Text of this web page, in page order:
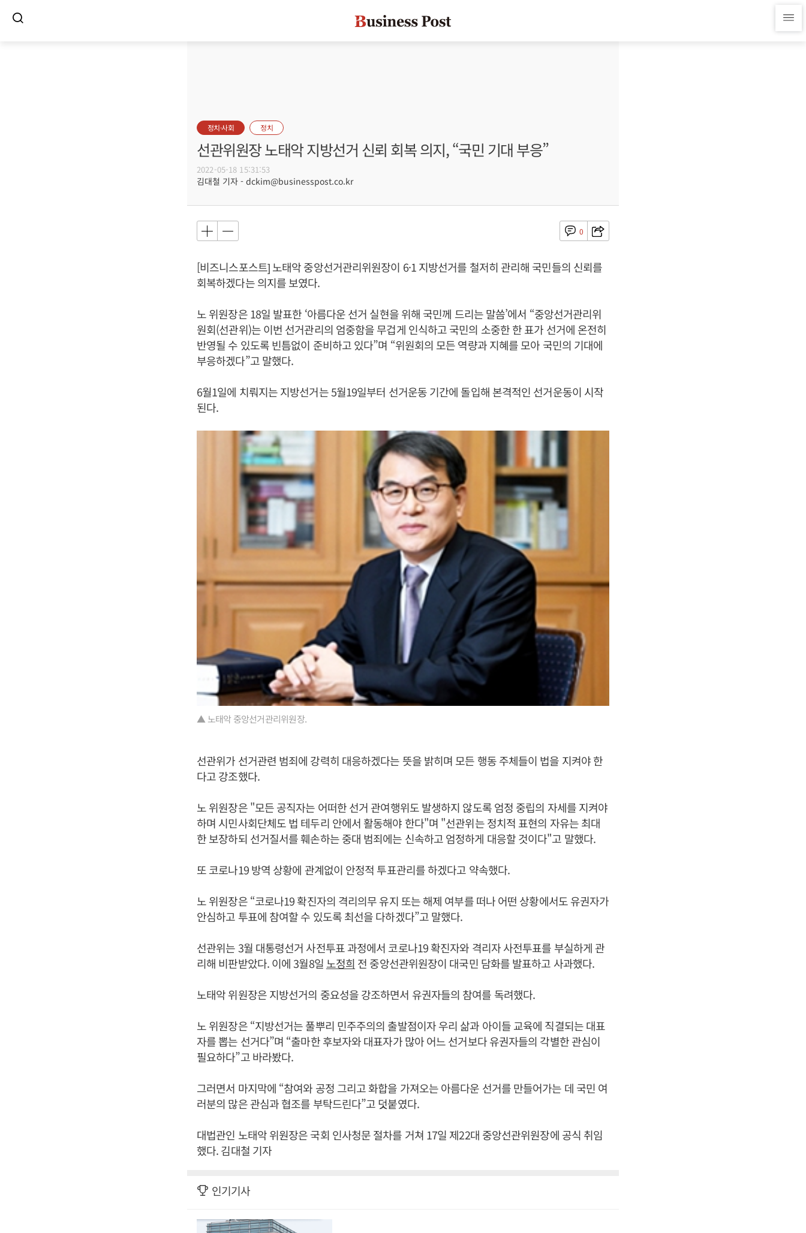
정치·사회 정치
선관위원장 노태악 지방선거 신뢰 회복 의지, “국민 기대 부응”
2022-05-18 15:31:53
김대철 기자 - dckim@businesspost.co.kr
0
[비즈니스포스트] 노태악 중앙선거관리위원장이 6·1 지방선거를 철저히 관리해 국민들의 신뢰를
회복하겠다는 의지를 보였다.
노 위원장은 18일 발표한 ‘아름다운 선거 실현을 위해 국민께 드리는 말씀’에서 “중앙선거관리위
원회(선관위)는 이번 선거관리의 엄중함을 무겁게 인식하고 국민의 소중한 한 표가 선거에 온전히
반영될 수 있도록 빈틈없이 준비하고 있다”며 “위원회의 모든 역량과 지혜를 모아 국민의 기대에
부응하겠다”고 말했다.
6월1일에 치뤄지는 지방선거는 5월19일부터 선거운동 기간에 돌입해 본격적인 선거운동이 시작
된다.
▲ 노태악 중앙선거관리위원장.
선관위가 선거관련 범죄에 강력히 대응하겠다는 뜻을 밝히며 모든 행동 주체들이 법을 지켜야 한
다고 강조했다.
노 위원장은 "모든 공직자는 어떠한 선거 관여행위도 발생하지 않도록 엄정 중립의 자세를 지켜야
하며 시민사회단체도 법 테두리 안에서 활동해야 한다"며 "선관위는 정치적 표현의 자유는 최대
한 보장하되 선거질서를 훼손하는 중대 범죄에는 신속하고 엄정하게 대응할 것이다"고 말했다.
또 코로나19 방역 상황에 관계없이 안정적 투표관리를 하겠다고 약속했다.
노 위원장은 “코로나19 확진자의 격리의무 유지 또는 해제 여부를 떠나 어떤 상황에서도 유권자가
안심하고 투표에 참여할 수 있도록 최선을 다하겠다”고 말했다.
선관위는 3월 대통령선거 사전투표 과정에서 코로나19 확진자와 격리자 사전투표를 부실하게 관
리해 비판받았다. 이에 3월8일 노정희 전 중앙선관위원장이 대국민 담화를 발표하고 사과했다.
노태악 위원장은 지방선거의 중요성을 강조하면서 유권자들의 참여를 독려했다.
노 위원장은 “지방선거는 풀뿌리 민주주의의 출발점이자 우리 삶과 아이들 교육에 직결되는 대표
자를 뽑는 선거다”며 “출마한 후보자와 대표자가 많아 어느 선거보다 유권자들의 각별한 관심이
필요하다”고 바라봤다.
그러면서 마지막에 “참여와 공정 그리고 화합을 가져오는 아름다운 선거를 만들어가는 데 국민 여
러분의 많은 관심과 협조를 부탁드린다”고 덧붙였다.
대법관인 노태악 위원장은 국회 인사청문 절차를 거쳐 17일 제22대 중앙선관위원장에 공식 취임
했다. 김대철 기자
인기기사